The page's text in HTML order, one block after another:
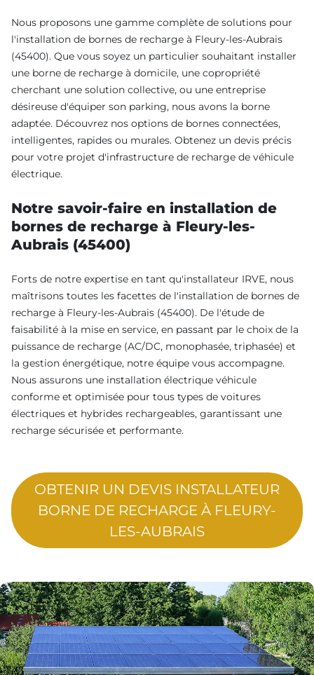
Nous proposons une gamme complète de solutions pour
l'installation de bornes de recharge à Fleury-les-Aubrais
(45400). Que vous soyez un particulier souhaitant installer
une borne de recharge à domicile, une copropriété
cherchant une solution collective, ou une entreprise
désireuse d'équiper son parking, nous avons la borne
adaptée. Découvrez nos options de bornes connectées,
intelligentes, rapides ou murales. Obtenez un devis précis
pour votre projet d'infrastructure de recharge de véhicule
électrique.
Notre savoir-faire en installation de
bornes de recharge à Fleury-les-
Aubrais (45400)
Forts de notre expertise en tant qu'installateur IRVE, nous
maîtrisons toutes les facettes de l'installation de bornes de
recharge à Fleury-les-Aubrais (45400). De l'étude de
faisabilité à la mise en service, en passant par le choix de la
puissance de recharge (AC/DC, monophasée, triphasée) et
la gestion énergétique, notre équipe vous accompagne.
Nous assurons une installation électrique véhicule
conforme et optimisée pour tous types de voitures
électriques et hybrides rechargeables, garantissant une
recharge sécurisée et performante.
OBTENIR UN DEVIS INSTALLATEUR
BORNE DE RECHARGE À FLEURY-
LES-AUBRAIS